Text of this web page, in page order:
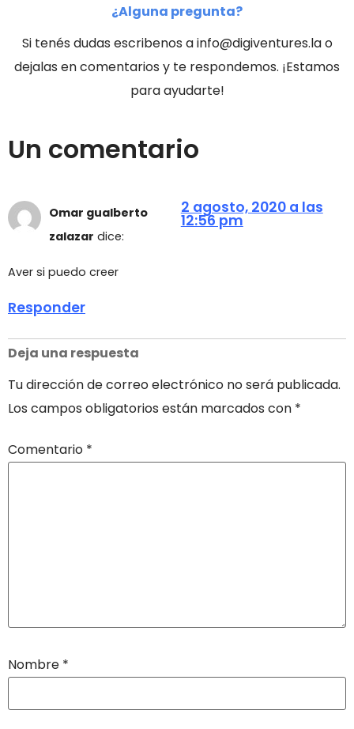
¿Alguna pregunta?
Si tenés dudas escribenos a info@digiventures.la o
dejalas en comentarios y te respondemos. ¡Estamos
para ayudarte!
Un comentario
Omar gualberto
zalazar dice:
2 agosto, 2020 a las
12:56 pm
Aver si puedo creer
Responder
Deja una respuesta
Tu dirección de correo electrónico no será publicada.
Los campos obligatorios están marcados con *
Comentario *
Nombre *